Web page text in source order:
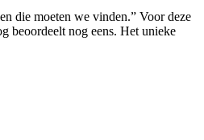
die moeten we vinden.” Voor deze
beoordeelt nog eens. Het unieke